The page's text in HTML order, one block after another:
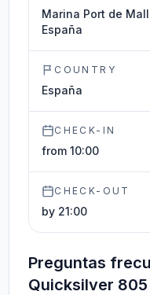
Marina Port de
España
COUNTRY
España
CHECK-IN
from 10:00
CHECK-OUT
by 21:00
Preguntas
Quicksilver